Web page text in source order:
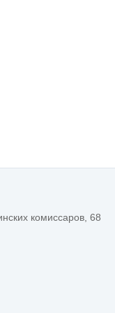
комиссаров, 68